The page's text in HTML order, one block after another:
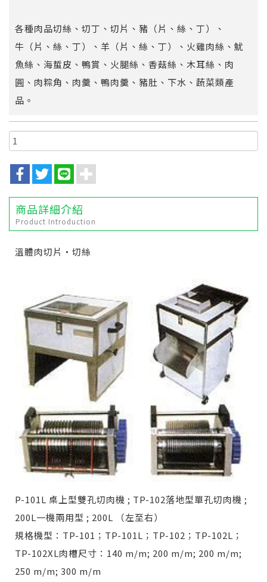
各種肉品切絲、切丁、切片、豬（片、絲、丁）、
牛（片、絲、丁）、羊（片、絲、丁）、火雞肉絲、魷
魚絲、海蜇皮、鴨賞、火腿絲、香菇絲、木耳絲、肉
圓、肉粽角、肉羹、鴨肉羹、豬肚、下水、蔬菜類產
品。
商品詳細介紹
Product Introduction
溫體肉切片‧切絲
P-101L 桌上型雙孔切肉機 ; TP-102落地型單孔切肉機 ;
200L一機兩用型 ; 200L （左至右）
規格機型：TP-101；TP-101L；TP-102；TP-102L；
TP-102XL肉槽尺寸：140 m/m; 200 m/m; 200 m/m;
250 m/m; 300 m/m